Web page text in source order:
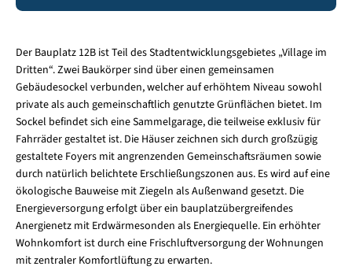
Der Bauplatz 12B ist Teil des Stadtentwicklungsgebietes „Village im
Dritten“. Zwei Baukörper sind über einen gemeinsamen
Gebäudesockel verbunden, welcher auf erhöhtem Niveau sowohl
private als auch gemeinschaftlich genutzte Grünflächen bietet. Im
Sockel befindet sich eine Sammelgarage, die teilweise exklusiv für
Fahrräder gestaltet ist. Die Häuser zeichnen sich durch großzügig
gestaltete Foyers mit angrenzenden Gemeinschaftsräumen sowie
durch natürlich belichtete Erschließungszonen aus. Es wird auf eine
ökologische Bauweise mit Ziegeln als Außenwand gesetzt. Die
Energieversorgung erfolgt über ein bauplatzübergreifendes
Anergienetz mit Erdwärmesonden als Energiequelle. Ein erhöhter
Wohnkomfort ist durch eine Frischluftversorgung der Wohnungen
mit zentraler Komfortlüftung zu erwarten.